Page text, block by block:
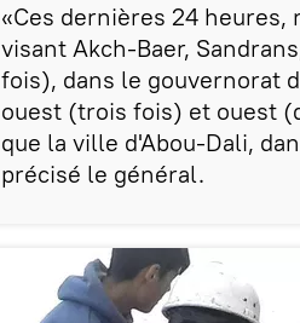
«Ces dernières 24
visant Akch-Baer,
fois), dans le gouvernorat
ouest (trois fois) et ouest
que la ville d'Abou-Dali,
précisé le général.